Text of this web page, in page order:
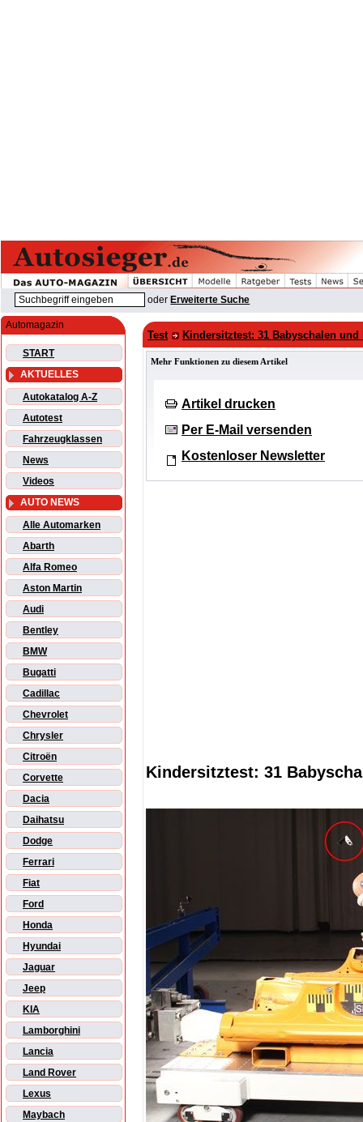
oder Erweiterte Suche
Automagazin
START
AKTUELLES
Autokatalog A-Z
Autotest
Fahrzeugklassen
News
Videos
AUTO NEWS
Alle Automarken
Abarth
Alfa Romeo
Aston Martin
Audi
Bentley
BMW
Bugatti
Cadillac
Chevrolet
Chrysler
Citroën
Corvette
Dacia
Daihatsu
Dodge
Ferrari
Fiat
Ford
Honda
Hyundai
Jaguar
Jeep
KIA
Lamborghini
Lancia
Land Rover
Lexus
Maybach
Test Kindersitztest: 31 Babyschalen
Mehr Funktionen zu diesem Artikel
Artikel drucken
Per E-Mail versenden
Kostenloser Newsletter
Kindersitztest: 31